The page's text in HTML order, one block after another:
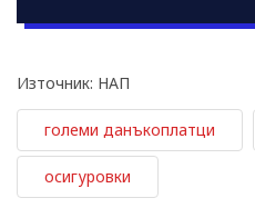
Източник: НАП
големи данъкоплатци
осигуровки